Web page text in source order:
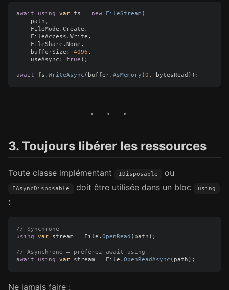
await using var fs = new FileStream (
path ,
FileMode . Create ,
FileAccess . Write ,
FileShare . None ,
bufferSize : 4096 ,
useAsync : true );
await fs . WriteAsync ( buffer. AsMemory ( 0 , bytesRead ));
3. Toujours libérer les ressources
Toute classe implémentant IDisposable ou
IAsyncDisposable doit être utilisée dans un bloc using
:
// Synchrone
using
var stream = File . OpenRead ( path );
// Asynchrone — préférez await using
await
using var stream = File . OpenReadAsync ( path );
Ne jamais faire :